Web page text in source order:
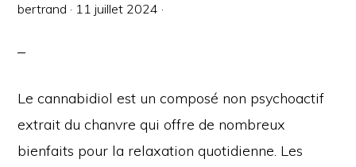
bertrand · 11 juillet 2024 ·
Le cannabidiol est un composé non psychoactif
extrait du chanvre qui offre de nombreux
bienfaits pour la relaxation quotidienne. Les